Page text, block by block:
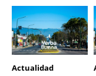
Actualidad